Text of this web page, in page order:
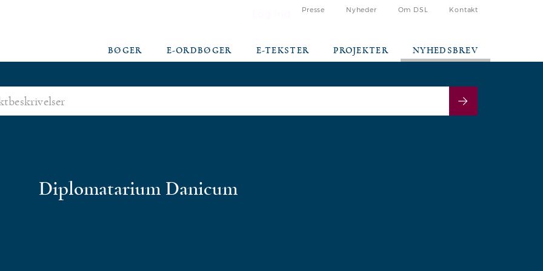
Presse Nyheder Om DSL Kontakt
BØGER E-ORDBØGER E-TEKSTER PROJEKTER NYHEDSBREV
Diplomatarium Danicum